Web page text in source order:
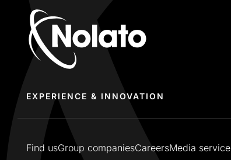
EXPERIENCE & INNOVATION
Find usGroup companiesCareersMedia service